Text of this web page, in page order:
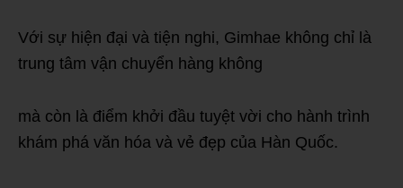
Với sự hiện đại và tiện nghi, Gimhae không chỉ là
trung tâm vận chuyển hàng không
mà còn là điểm khởi đầu tuyệt vời cho hành trình
khám phá văn hóa và vẻ đẹp của Hàn Quốc.